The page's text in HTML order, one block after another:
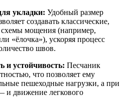
укладки: Удобный размер
создавать классические,
схемы мощения (например,
«ёлочка»), ускоряя процесс
швов.
и устойчивость: Песчаник
что позволяет ему
пешеходные нагрузки, а при
и движение легкового